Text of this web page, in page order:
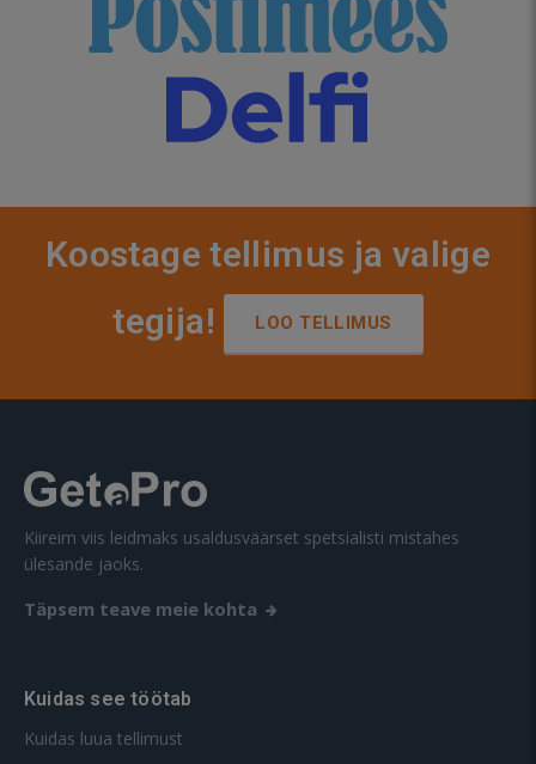
Koostage tellimus ja valige
tegija!
LOO TELLIMUS
Kiireim viis leidmaks usaldusväärset spetsialisti mistahes
ülesande jaoks.
Täpsem teave meie kohta
Kuidas see töötab
Kuidas luua tellimust